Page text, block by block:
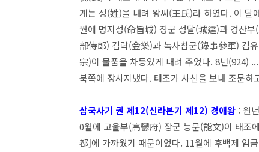
게는 성(姓)을 내려 왕씨(王氏)라 하였다. 이
월에 명지성(命旨城) 장군 성달(城達)과 경산
部侍郞) 김락(金樂)과 녹사참군(錄事參軍) 김
宗)이 물품을 차등있게 내려 주었다. 8년(924)
북쪽에 장사지냈다. 태조가 사신을 보내 조문하
삼국사기 권 제12(신라본기 제12) 경애왕 : 원
0월에 고울부(高鬱府) 장군 능문(能文)이 태조
都]에 가까웠기 때문이었다. 11월에 후백제 임